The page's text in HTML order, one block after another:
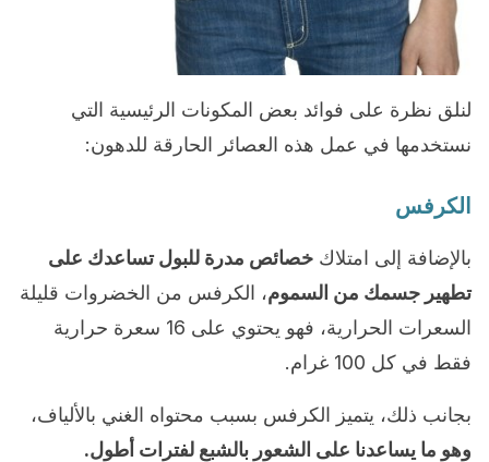
لنلق نظرة على فوائد بعض المكونات الرئيسية التي
نستخدمها في عمل هذه العصائر الحارقة للدهون:
الكرفس
بالإضافة إلى امتلاك خصائص مدرة للبول تساعدك على
تطهير جسمك من السموم، الكرفس من الخضروات قليلة
السعرات الحرارية، فهو يحتوي على 16 سعرة حرارية
فقط في كل 100 غرام.
بجانب ذلك، يتميز الكرفس بسبب محتواه الغني بالألياف،
وهو ما يساعدنا على الشعور بالشبع لفترات أطول.